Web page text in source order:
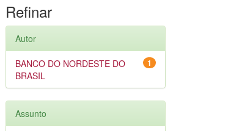
Refinar
Autor
1
BANCO DO NORDESTE DO
BRASIL
Assunto